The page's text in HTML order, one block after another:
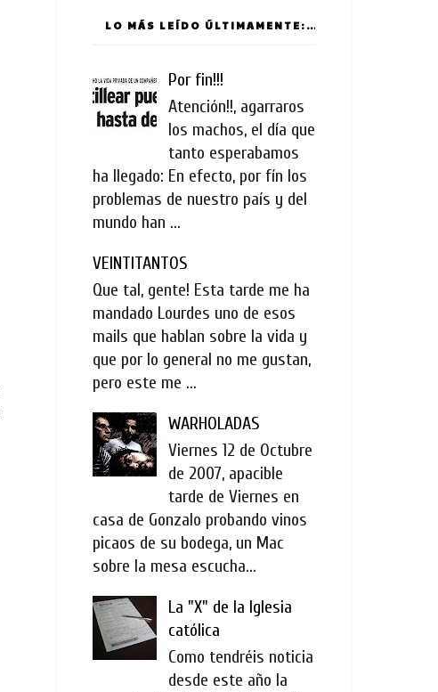
LO MÁS LEÍDO ÚLTIMAMENTE:
Por fin!!!
Atención!!, agarraros
los machos, el día que
tanto esperabamos
ha llegado: En efecto, por fín los
problemas de nuestro país y del
mundo han ...
VEINTITANTOS
Que tal, gente! Esta tarde me ha
mandado Lourdes uno de esos
mails que hablan sobre la vida y
que por lo general no me gustan,
pero este me ...
WARHOLADAS
Viernes 12 de Octubre
de 2007, apacible
tarde de Viernes en
casa de Gonzalo probando vinos
picaos de su bodega, un Mac
sobre la mesa escucha...
La "X" de la Iglesia
católica
Como tendréis noticia
desde este año la